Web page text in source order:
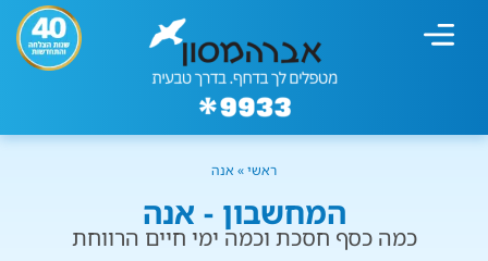
ראשי» אנה
המחשבון - אנה
כמה כסף חסכת וכמה ימי חיים הרווחת